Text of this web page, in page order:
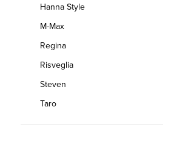
Hanna Style
M-Max
Regina
Risveglia
Steven
Taro